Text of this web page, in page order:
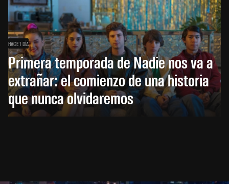
HACE 1 DÍA
Primera temporada de Nadie nos va a
extrañar: el comienzo de una historia
que nunca olvidaremos